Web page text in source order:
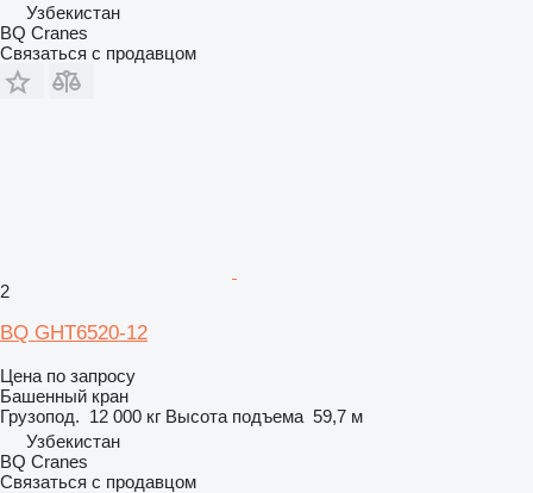
Узбекистан
BQ Cranes
Связаться с продавцом
2
BQ GHT6520-12
Цена по запросу
Башенный кран
Грузопод. 12 000 кг Высота подъема 59,7 м
Узбекистан
BQ Cranes
Связаться с продавцом